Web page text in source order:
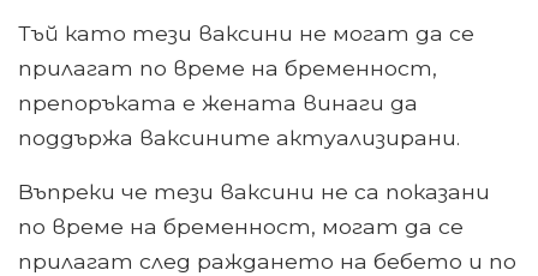
Тъй като тези ваксини не могат да се
прилагат по време на бременност,
препоръката е жената винаги да
поддържа ваксините актуализирани.
Въпреки че тези ваксини не са показани
по време на бременност, могат да се
прилагат след раждането на бебето и по